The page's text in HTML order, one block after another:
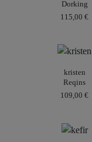
Dorking
115,00 €
kristen
Reqins
109,00 €